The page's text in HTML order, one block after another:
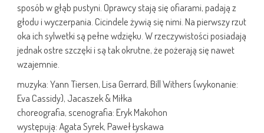
sposób w głąb pustyni. Oprawcy stają się ofiarami, padają z
głodu i wyczerpania. Cicindele żywią się nimi. Na pierwszy rzut
oka ich sylwetki są pełne wdzięku. W rzeczywistości posiadają
jednak ostre szczęki i są tak okrutne, że pożerają się nawet
wzajemnie.
muzyka: Yann Tiersen, Lisa Gerrard, Bill Withers (wykonanie:
Eva Cassidy), Jacaszek & Miłka
choreografia, scenografia: Eryk Makohon
występują: Agata Syrek, Paweł Łyskawa